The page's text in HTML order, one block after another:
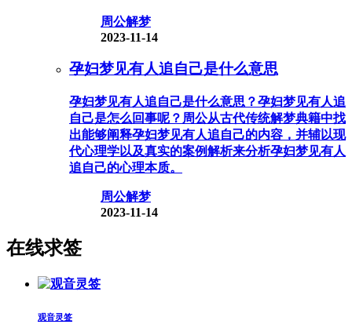
周公解梦
2023-11-14
孕妇梦见有人追自己是什么意思
孕妇梦见有人追自己是什么意思？孕妇梦见有人追
自己是怎么回事呢？周公从古代传统解梦典籍中找
出能够阐释孕妇梦见有人追自己的内容，并辅以现
代心理学以及真实的案例解析来分析孕妇梦见有人
追自己的心理本质。
周公解梦
2023-11-14
在线求签
观音灵签